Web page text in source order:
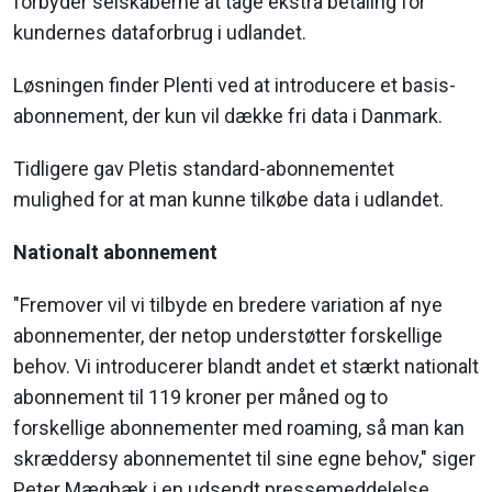
kundernes dataforbrug i udlandet.
Løsningen finder Plenti ved at introducere et basis-
abonnement, der kun vil dække fri data i Danmark.
Tidligere gav Pletis standard-abonnementet
mulighed for at man kunne tilkøbe data i udlandet.
Nationalt abonnement
"Fremover vil vi tilbyde en bredere variation af nye
abonnementer, der netop understøtter forskellige
behov. Vi introducerer blandt andet et stærkt nationalt
abonnement til 119 kroner per måned og to
forskellige abonnementer med roaming, så man kan
skræddersy abonnementet til sine egne behov," siger